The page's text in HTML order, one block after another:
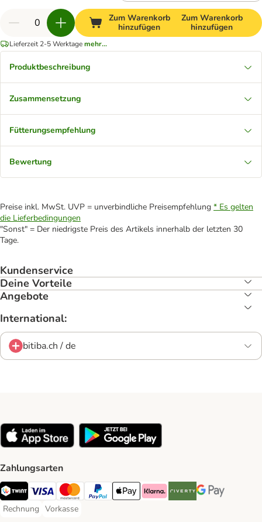
Zum Warenkorb
hinzufügen
Zum Warenkorb
hinzufügen
Lieferzeit 2-5 Werktagemehr...
Produktbeschreibung
Zusammensetzung
Fütterungsempfehlung
Bewertung
Preise inkl. MwSt. UVP = unverbindliche Preisempfehlung * Es gelten
die Lieferbedingungen
"Sonst" = Der niedrigste Preis des Artikels innerhalb der letzten 30
Tage.
Kundenservice
Deine Vorteile
Angebote
International:
bitiba.ch / de
Zahlungsarten
TWINT Payment Method
Visa Payment Method
MasterCard Payment Method
PayPal Payment Method
Apple Pay Payment Method
Klarna Payment Method
Riverty Payment Method
Google Pay
Rechnung
Rechnung Payment Method
Vorkasse
Vorkasse Payment Method